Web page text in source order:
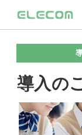
導入の